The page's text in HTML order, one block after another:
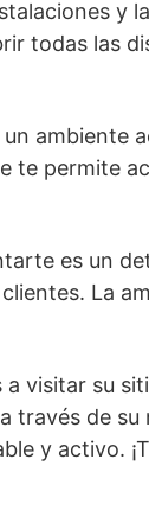
y
todas las
ambiente
te permite
es un
La
visitar su
través de
y activo.